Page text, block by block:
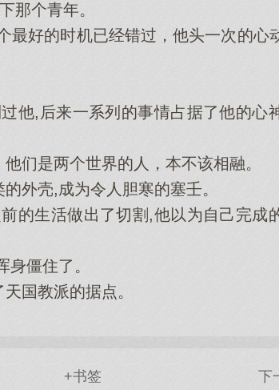
个青年。
好的时机已经错过，他头一次的心
,后来一系列的事情占据了他的心
是两个世界的人，本不该相融。
外壳,成为令人胆寒的塞壬。
生活做出了切割,他以为自己完成
僵住了。
国教派的据点。
+书签 下